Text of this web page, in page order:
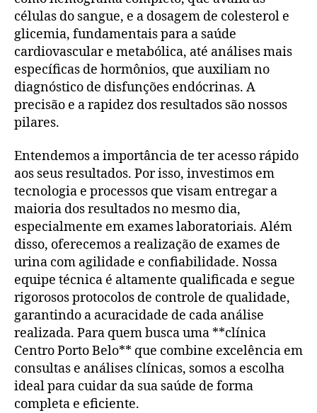
células do sangue, e a dosagem de colesterol e
glicemia, fundamentais para a saúde
cardiovascular e metabólica, até análises mais
específicas de hormônios, que auxiliam no
diagnóstico de disfunções endócrinas. A
precisão e a rapidez dos resultados são nossos
pilares.
Entendemos a importância de ter acesso rápido
aos seus resultados. Por isso, investimos em
tecnologia e processos que visam entregar a
maioria dos resultados no mesmo dia,
especialmente em exames laboratoriais. Além
disso, oferecemos a realização de exames de
urina com agilidade e confiabilidade. Nossa
equipe técnica é altamente qualificada e segue
rigorosos protocolos de controle de qualidade,
garantindo a acuracidade de cada análise
realizada. Para quem busca uma **clínica
Centro Porto Belo** que combine excelência em
consultas e análises clínicas, somos a escolha
ideal para cuidar da sua saúde de forma
completa e eficiente.